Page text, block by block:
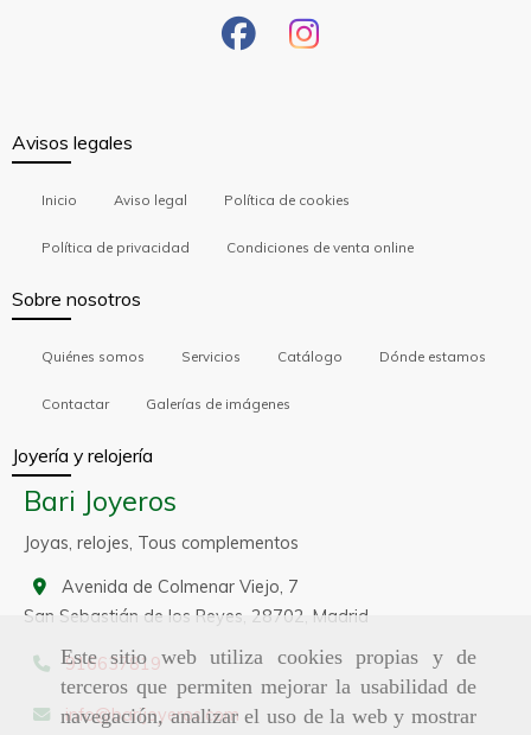
Este sitio web utiliza cookies propias y de
terceros que permiten mejorar la usabilidad de
navegación, analizar el uso de la web y mostrar
Avisos legales
Inicio Aviso legal Política de cookies
Política de privacidad Condiciones de venta online
Sobre nosotros
Quiénes somos Servicios Catálogo Dónde estamos
Contactar Galerías de imágenes
Joyería y relojería
Bari Joyeros
Joyas, relojes, Tous complementos
Avenida de Colmenar Viejo, 7
San Sebastián de los Reyes, 28702, Madrid
916637819
info barijoyeros.com